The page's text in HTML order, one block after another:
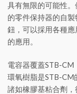
具有無限的可能性
的零件保持器的自
鈕，可以採用各種
的應用。
電容器覆蓋STB-CM
環氧樹脂是STB-CM
諸如橡膠基粘合劑